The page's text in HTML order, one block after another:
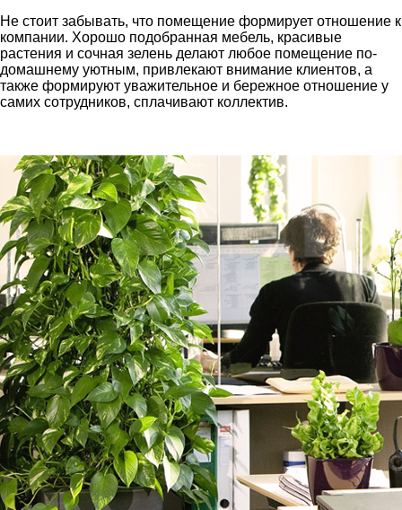
Не стоит забывать, что помещение формирует отношение к
компании. Хорошо подобранная мебель, красивые
растения и сочная зелень делают любое помещение по-
домашнему уютным, привлекают внимание клиентов, а
также формируют уважительное и бережное отношение у
самих сотрудников, сплачивают коллектив.